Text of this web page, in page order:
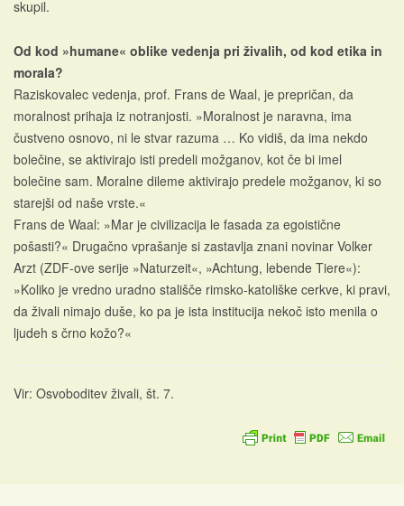
skupil.
Od kod »humane« oblike vedenja pri živalih, od kod etika in
morala?
Raziskovalec vedenja, prof. Frans de Waal, je prepričan, da
moralnost prihaja iz notranjosti. »Moralnost je naravna, ima
čustveno osnovo, ni le stvar razuma … Ko vidiš, da ima nekdo
bolečine, se aktivirajo isti predeli možganov, kot če bi imel
bolečine sam. Moralne dileme aktivirajo predele možganov, ki so
starejši od naše vrste.«
Frans de Waal: »Mar je civilizacija le fasada za egoistične
pošasti?« Drugačno vprašanje si zastavlja znani novinar Volker
Arzt (ZDF-ove serije »Naturzeit«, »Achtung, lebende Tiere«):
»Koliko je vredno uradno stališče rimsko-katoliške cerkve, ki pravi,
da živali nimajo duše, ko pa je ista institucija nekoč isto menila o
ljudeh s črno kožo?«
Vir: Osvoboditev živali, št. 7.